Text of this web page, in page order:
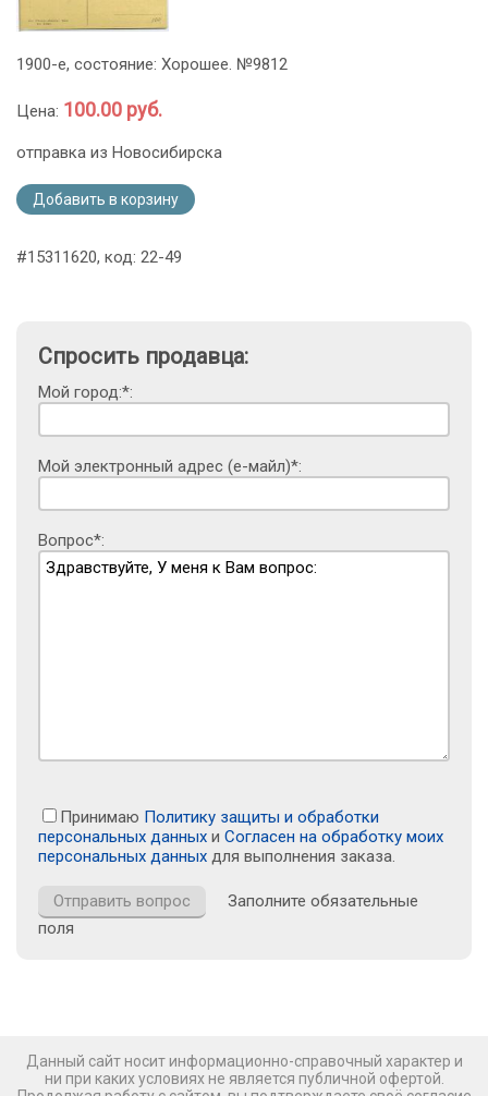
1900-е, состояние: Хорошее. №9812
Цена: 100.00 руб.
отправка из Новосибирска
Добавить в корзину
#15311620, код: 22-49
Спросить продавца:
Мой город:*:
Мой электронный адрес (е-майл)*:
Вопрос*:
Принимаю Политику защиты и обработки
персональных данных и Согласен на обработку моих
персональных данных для выполнения заказа.
Заполните обязательные
поля
Данный сайт носит информационно-справочный характер и
ни при каких условиях не является публичной офертой.